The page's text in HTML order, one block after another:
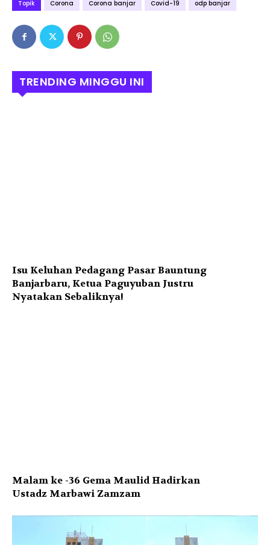
Topik Corona Corona banjar Covid-19 odp banjar
TRENDING MINGGU INI
Isu Keluhan Pedagang Pasar Bauntung
Banjarbaru, Ketua Paguyuban Justru
Nyatakan Sebaliknya!
Malam ke -36 Gema Maulid Hadirkan
Ustadz Marbawi Zamzam